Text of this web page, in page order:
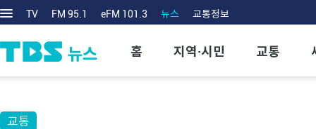
TV FM 95.1 eFM 101.3 뉴스 교통정보
홈 지역·시민 교통
교통